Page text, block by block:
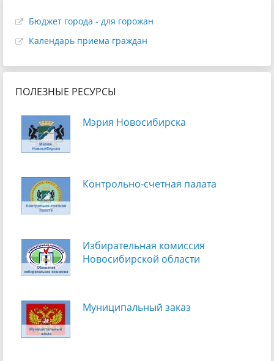
Бюджет города - для горожан
Календарь приема граждан
ПОЛЕЗНЫЕ РЕСУРСЫ
Мэрия Новосибирска
Контрольно-счетная палата
Избирательная комиссия
Новосибирской области
Муниципальный заказ